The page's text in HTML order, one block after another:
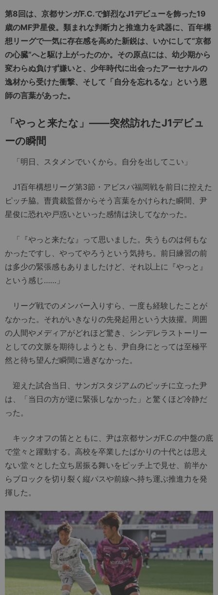
第8回は、京都サンガF.C.で鮮烈なJ1デビューを飾った19
歳のMF尹星俊。類まれな判断力と推進力を武器に、百年構
想リーグで一気に存在感を高めた新鋭は、いかにして“京都
の心臓”へと駆け上がったのか。その原点には、幼少期から
変わらぬ負けず嫌いと、少年時代に出会ったアーセナルの
逸材から受けた衝撃、そして「自分を忘れるな」という恩
師の言葉があった。
「やっと来たな」――突然訪れたJ1デビュ
ーの瞬間
「明日、スタメンでいくから。自分を出してこい」
J1百年構想リーグ第3節・アビスパ福岡戦を前日に控えた
ピッチ脇。曺貴裁監督からそう言葉をかけられた瞬間、尹
星俊に恐れや戸惑いといった感情は決してなかった。
「『やっと来たな』って思いました。失うものは何もな
かったですし、やってやろうという気持ち。前日練習の前
は多少の緊張感もありましたけど、それ以上に『やっと』
という感じ……」
リーグ戦でのメンバー入りすら、一度も経験したことが
なかった。それがいきなりの先発起用という大抜擢。周囲
の人間やメディアがどれほど驚き、シンデレラストーリー
としての文脈を期待しようとも、尹自身にとっては至極平
然と待ち望んだ瞬間に過ぎなかった。
迎えた試合当日、サンガスタジアムのピッチに立った尹
は、「当日の方が逆に緊張しなかった」と驚くほど冷静だ
った。
キックオフの笛とともに、尹は京都サンガF.C.の中盤の底
で堂々と躍動する。高校を卒業したばかりの十代とは思え
ない堂々とした立ち居振る舞いをピッチ上で見せ、前半か
らブロックを切り裂く縦パスや前線へ持ち運ぶ推進力を発
揮した。